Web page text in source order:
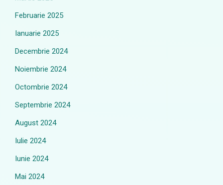
Februarie 2025
Ianuarie 2025
Decembrie 2024
Noiembrie 2024
Octombrie 2024
Septembrie 2024
August 2024
Iulie 2024
Iunie 2024
Mai 2024